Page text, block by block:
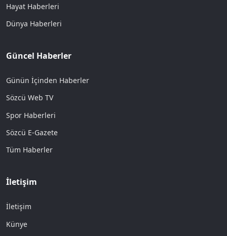
Hayat Haberleri
Dünya Haberleri
Güncel Haberler
Günün İçinden Haberler
Sözcü Web TV
Spor Haberleri
Sözcü E-Gazete
Tüm Haberler
İletişim
İletişim
Künye